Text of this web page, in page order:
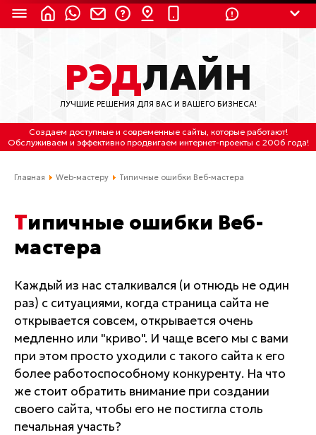
8 (800) 550-9899 (с 2:30 до 11:30 по
Мск)
Бесплатно по России
(4212) 658-653
(4212) 637-673
Отдельный вход \ Левый торец здания
Пн-пт. с 9:30 до 18:30 (по Хбк)
info@lred.ru
Все контакты
РЭДЛАЙН
ЛУЧШИЕ РЕШЕНИЯ ДЛЯ ВАС И ВАШЕГО БИЗНЕСА!
Создаем доступные и современные сайты, которые работают!
Обслуживаем и эффективно продвигаем интернет-проекты с 2006 года!
Главная Web-мастеру Типичные ошибки Веб-мастера
Типичные ошибки Веб-
мастера
Каждый из нас сталкивался (и отнюдь не один
раз) с ситуациями, когда страница сайта не
открывается совсем, открывается очень
медленно или "криво". И чаще всего мы с вами
при этом просто уходили с такого сайта к его
более работоспособному конкуренту. На что
же стоит обратить внимание при создании
своего сайта, чтобы его не постигла столь
печальная участь?